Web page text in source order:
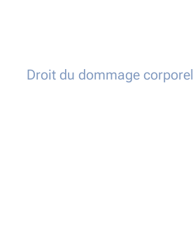
Droit du dommage corporel